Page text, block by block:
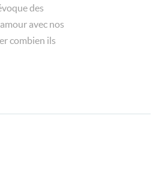
des
avec nos
combien ils